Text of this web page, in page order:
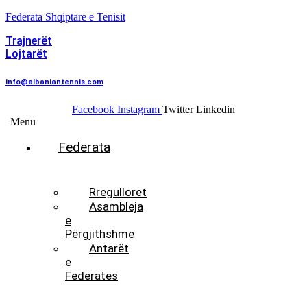
Federata Shqiptare e Tenisit
Trajnerët
Lojtarët
info@albaniantennis.com
Facebook Instagram Twitter Linkedin
Menu
Federata
Rregulloret
Asambleja
e
Përgjithshme
Antarët
e
Federatës